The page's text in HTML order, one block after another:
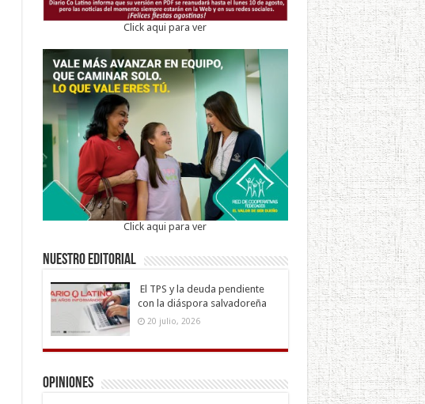
Click aqui para ver
Click aqui para ver
Nuestro Editorial
El TPS y la deuda pendiente
con la diáspora salvadoreña
20 julio, 2026
Opiniones